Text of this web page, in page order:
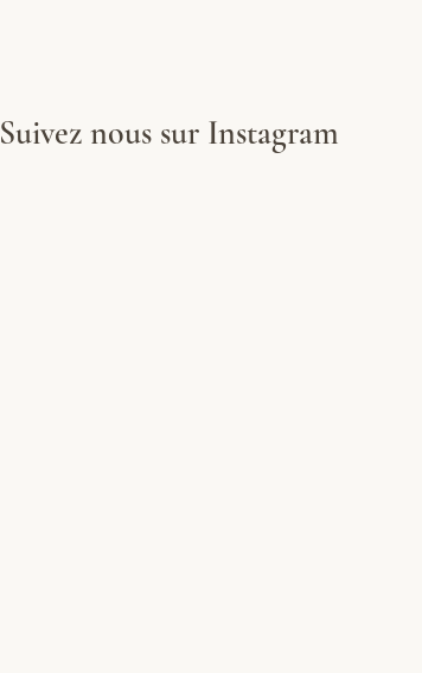
Suivez nous sur Instagram